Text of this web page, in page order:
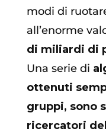
modi di
all’enorme
di miliardi di
Una serie di
ottenuti
gruppi, sono
ricercatori